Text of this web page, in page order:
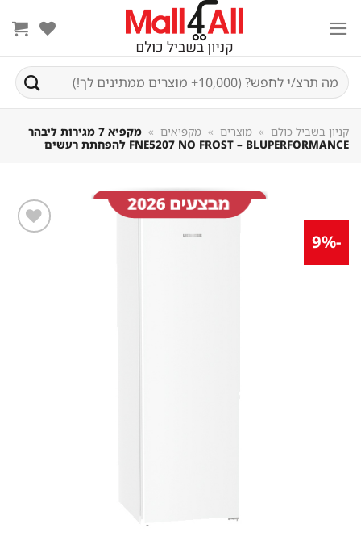
חיפוש
עבור:
קניון בשביל כולם מוצרים מקפיאים
מקפיא 7 מגירות ליבהר
FNE5207 NO FROST – BLUPERFORMANCE להפחתת רעשים